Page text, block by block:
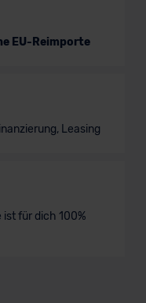
EU-Reimporte
Leasing
ist für dich 100%